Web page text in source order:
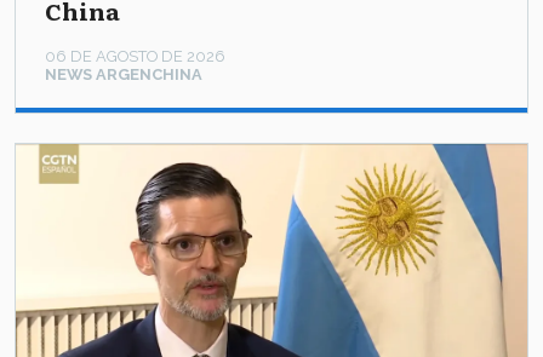
China
NEWS ARGENCHINA
06 DE AGOSTO DE 2026